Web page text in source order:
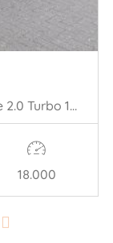
E Estate (S214), Combi, 2023 E-300 e 2.0 Turbo 16V
18.000